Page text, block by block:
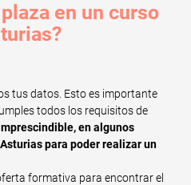
en un curso
tus datos. Esto es importante
todos los requisitos de
en algunos
para poder realizar un
formativa para encontrar el